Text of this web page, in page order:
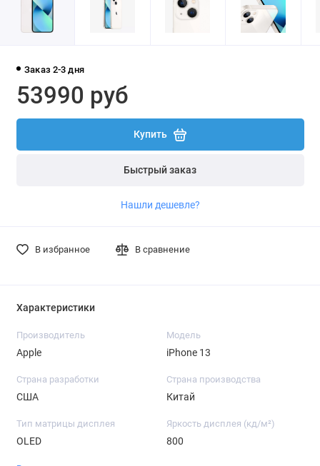
Заказ 2-3 дня
53990 руб
Купить
Быстрый заказ
Нашли дешевле?
В избранное В сравнение
Характеристики
Производитель
Apple
Модель
iPhone 13
Страна разработки
США
Страна производства
Китай
Тип матрицы дисплея
OLED
Яркость дисплея (кд/ м²)
800